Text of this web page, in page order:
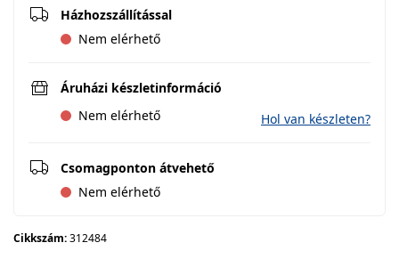
Házhozszállítással
Nem elérhető
Áruházi készletinformáció
Nem elérhető
Hol van készleten?
Csomagponton átvehető
Nem elérhető
Cikkszám:312484